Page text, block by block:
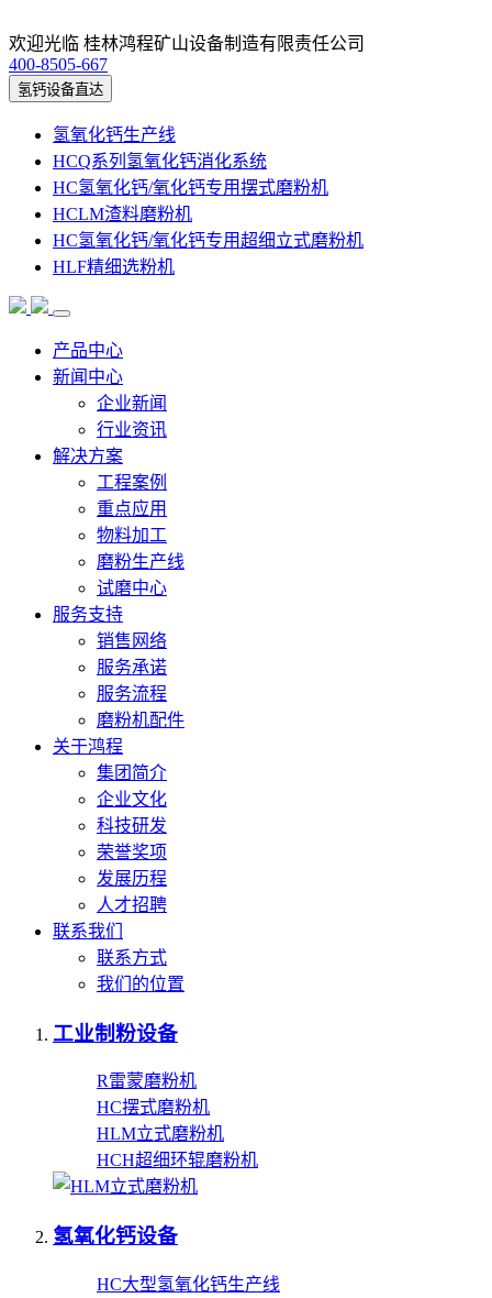
欢迎光临 桂林鸿程矿山设备制造有限责任公司
400-8505-667
氢钙设备直达
氢氧化钙生产线
HCQ系列氢氧化钙消化系统
HC氢氧化钙/氧化钙专用摆式磨粉机
HCLM渣料磨粉机
HC氢氧化钙/氧化钙专用超细立式磨粉机
HLF精细选粉机
产品中心
新闻中心
企业新闻
行业资讯
解决方案
工程案例
重点应用
物料加工
磨粉生产线
试磨中心
服务支持
销售网络
服务承诺
服务流程
磨粉机配件
关于鸿程
集团简介
企业文化
科技研发
荣誉奖项
发展历程
人才招聘
联系我们
联系方式
我们的位置
工业制粉设备
R雷蒙磨粉机
HC摆式磨粉机
HLM立式磨粉机
HCH超细环辊磨粉机
氢氧化钙设备
HC大型氢氧化钙生产线